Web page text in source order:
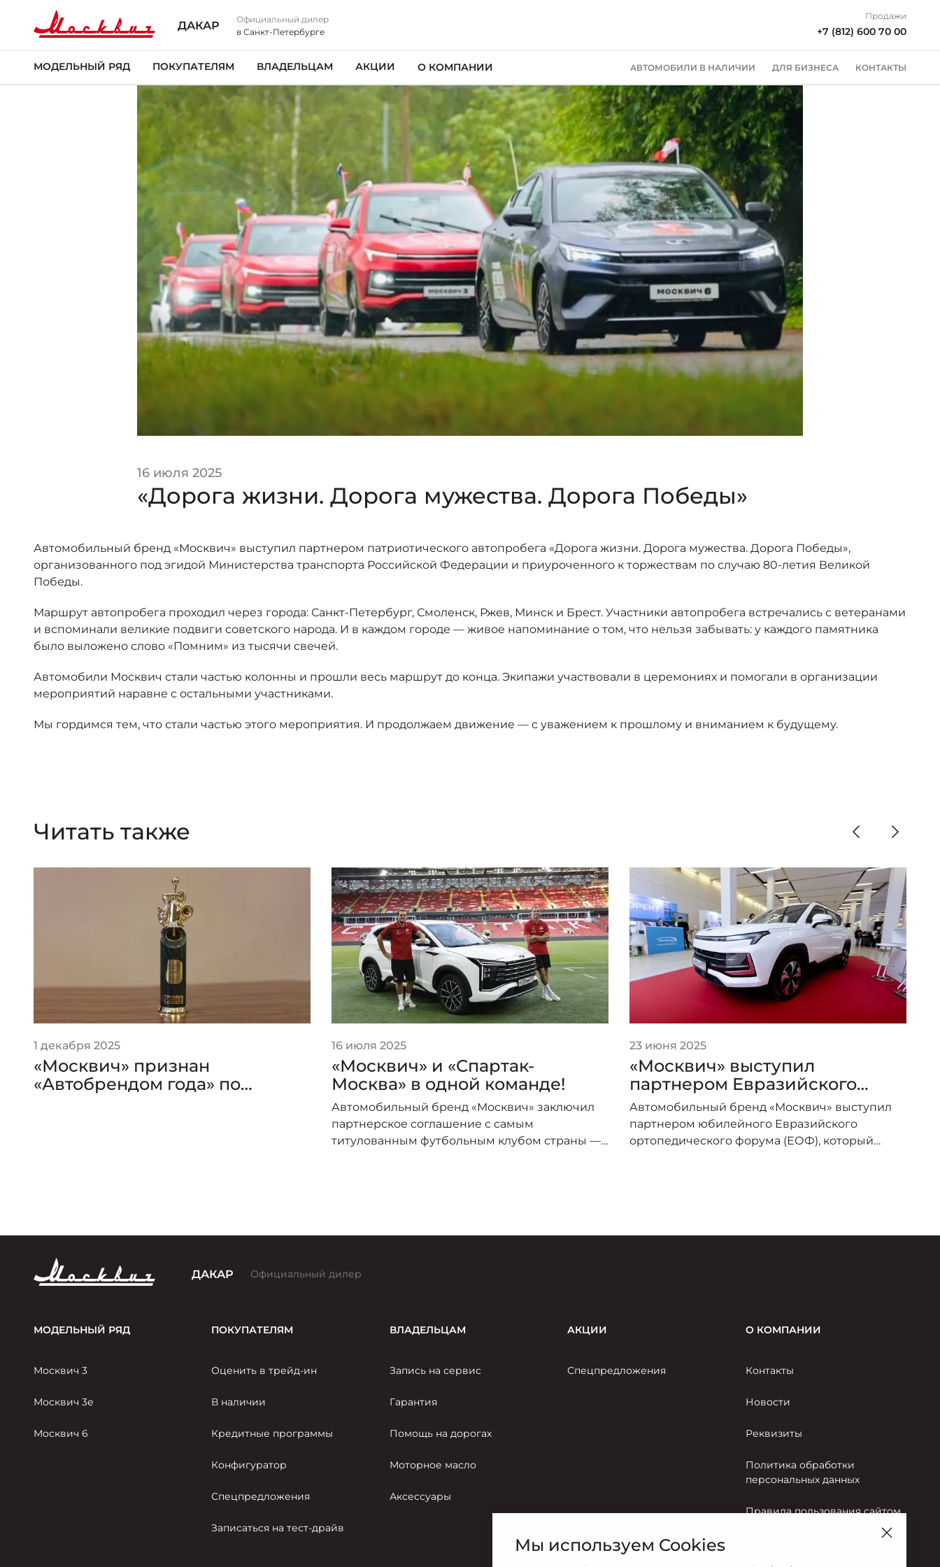
ДАКАР
Официальный дилер
в Санкт-Петербурге
Продажи
+7 (812) 600 70 00
МОДЕЛЬНЫЙ РЯД ПОКУПАТЕЛЯМ ВЛАДЕЛЬЦАМ АКЦИИ О КОМПАНИИ АВТОМОБИЛИ В НАЛИЧИИ ДЛЯ БИЗНЕСА КОНТАКТЫ
16 июля 2025
«Дорога жизни. Дорога мужества. Дорога Победы»
Автомобильный бренд «Москвич» выступил партнером патриотического автопробега «Дорога жизни. Дорога мужества. Дорога Победы»,
организованного под эгидой Министерства транспорта Российской Федерации и приуроченного к торжествам по случаю 80-летия Великой
Победы.
Маршрут автопробега проходил через города: Санкт-Петербург, Смоленск, Ржев, Минск и Брест. Участники автопробега встречались с ветеранами
и вспоминали великие подвиги советского народа. И в каждом городе — живое напоминание о том, что нельзя забывать: у каждого памятника
было выложено слово «Помним» из тысячи свечей.
Автомобили Москвич стали частью колонны и прошли весь маршрут до конца. Экипажи участвовали в церемониях и помогали в организации
мероприятий наравне с остальными участниками.
Мы гордимся тем, что стали частью этого мероприятия. И продолжаем движение — с уважением к прошлому и вниманием к будущему.
Читать также
1 декабря 2025
«Москвич» признан
«Автобрендом года» по
16 июля 2025
«Москвич» и «Спартак-
Москва» в одной команде!
Автомобильный бренд «Москвич» заключил
партнерское соглашение с самым
титулованным футбольным клубом страны —
23 июня 2025
«Москвич» выступил
партнером Евразийского
ортопедического форума
Автомобильный бренд «Москвич» выступил
партнером юбилейного Евразийского
ортопедического форума (ЕОФ), который
ДАКАР Официальный дилер
МОДЕЛЬНЫЙ РЯД
Москвич 3
Москвич 3е
Москвич 6
ПОКУПАТЕЛЯМ
Оценить в трейд-ин
В наличии
Кредитные программы
Конфигуратор
Спецпредложения
Записаться на тест-драйв
ВЛАДЕЛЬЦАМ
Запись на сервис
Гарантия
Помощь на дорогах
Моторное масло
Аксессуары
АКЦИИ
Спецпредложения
О КОМПАНИИ
Контакты
Новости
Реквизиты
Политика обработки
персональных данных
Правила пользования сайтом
Мы используем Cookies